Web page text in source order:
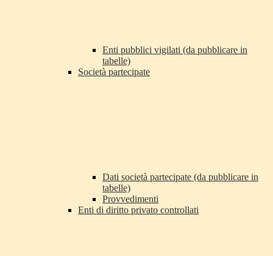
Enti pubblici vigilati (da pubblicare in
tabelle)
Società partecipate
Dati società partecipate (da pubblicare in
tabelle)
Provvedimenti
Enti di diritto privato controllati